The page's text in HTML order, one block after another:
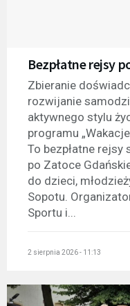
Bezpłatne rejsy
Zbieranie
rozwijanie
aktywnego stylu
programu
To bezpłatne
po Zatoce
do dzieci,
Sopotu.
Sportu i...
2 sierpnia 2026 - 11:13